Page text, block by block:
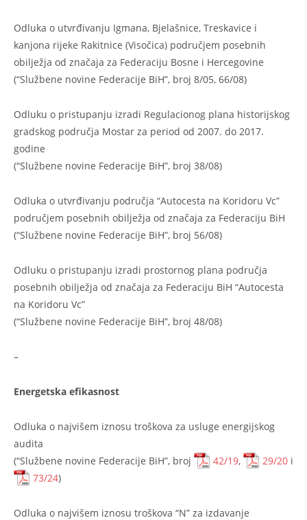
Odluka o utvrđivanju Igmana, Bjelašnice, Treskavice i
kanjona rijeke Rakitnice (Visočica) područjem posebnih
obilježja od značaja za Federaciju Bosne i Hercegovine
(“Službene novine Federacije BiH”, broj 8/05, 66/08)
Odluku o pristupanju izradi Regulacionog plana historijskog
gradskog područja Mostar za period od 2007. do 2017.
godine
(“Službene novine Federacije BiH”, broj 38/08)
Odluka o utvrđivanju područja “Autocesta na Koridoru Vc”
područjem posebnih obilježja od značaja za Federaciju BiH
(“Službene novine Federacije BiH”, broj 56/08)
Odluku o pristupanju izradi prostornog plana područja
posebnih obilježja od značaja za Federaciju BiH “Autocesta
na Koridoru Vc”
(“Službene novine Federacije BiH”, broj 48/08)
–
Energetska efikasnost
Odluka o najvišem iznosu troškova za usluge energijskog
audita
(“Službene novine Federacije BiH”, broj
42/19, 29/20 i
73/24)
Odluka o najvišem iznosu troškova “N” za izdavanje